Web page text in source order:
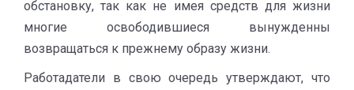
обстановку, так как не имея средств для жизни
многие освободившиеся вынужденны
возвращаться к прежнему образу жизни.
Работадатели в свою очередь утверждают, что